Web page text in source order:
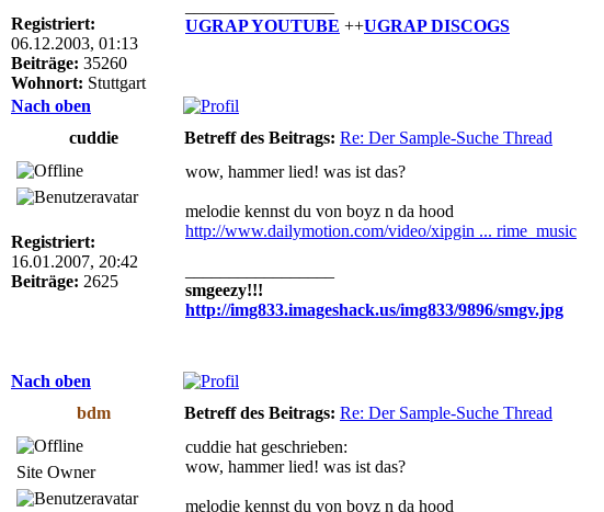
Registriert:
06.12.2003, 01:13
Beiträge: 35260
Wohnort: Stuttgart
UGRAP YOUTUBE ++UGRAP DISCOGS
Nach oben
cuddie
Betreff des Beitrags: Re: Der Sample-Suche Thread
Registriert:
16.01.2007, 20:42
Beiträge: 2625
wow, hammer lied! was ist das?
melodie kennst du von boyz n da hood
http://www.dailymotion.com/video/xipgin ... rime_music
smgeezy!!!
http://img833.imageshack.us/img833/9896/smgv.jpg
Nach oben
bdm
Betreff des Beitrags: Re: Der Sample-Suche Thread
Site Owner
cuddie hat geschrieben:
wow, hammer lied! was ist das?
melodie kennst du von boyz n da hood